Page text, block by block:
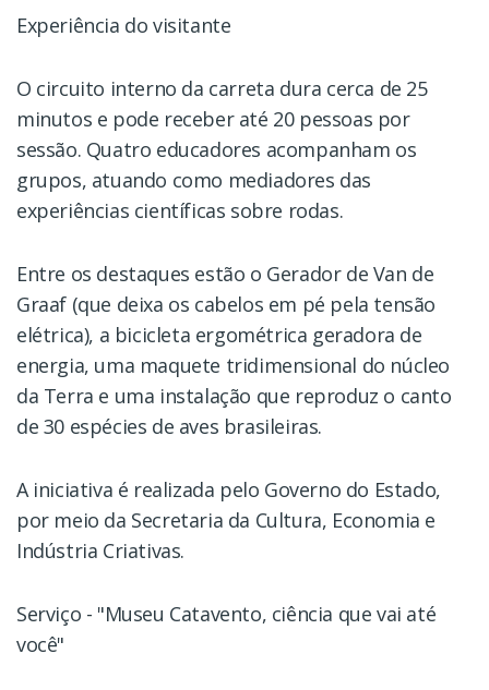
Experiência do visitante
O circuito interno da carreta dura cerca de 25
minutos e pode receber até 20 pessoas por
sessão. Quatro educadores acompanham os
grupos, atuando como mediadores das
experiências científicas sobre rodas.
Entre os destaques estão o Gerador de Van de
Graaf (que deixa os cabelos em pé pela tensão
elétrica), a bicicleta ergométrica geradora de
energia, uma maquete tridimensional do núcleo
da Terra e uma instalação que reproduz o canto
de 30 espécies de aves brasileiras.
A iniciativa é realizada pelo Governo do Estado,
por meio da Secretaria da Cultura, Economia e
Indústria Criativas.
Serviço - "Museu Catavento, ciência que vai até
você"